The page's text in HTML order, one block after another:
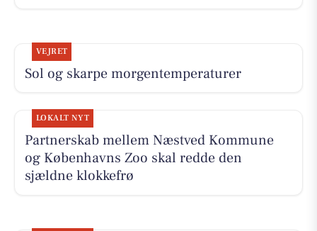
VEJRET
Sol og skarpe morgentemperaturer
LOKALT NYT
Partnerskab mellem Næstved Kommune
og Københavns Zoo skal redde den
sjældne klokkefrø